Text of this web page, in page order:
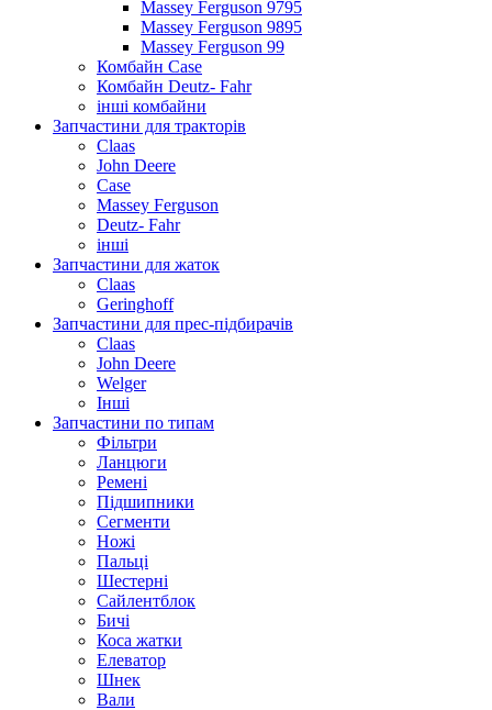
Massey Ferguson 9795
Massey Ferguson 9895
Massey Ferguson 99
Комбайн Case
Комбайн Deutz- Fahr
інші комбайни
Запчастини для тракторів
Claas
John Deere
Case
Massey Ferguson
Deutz- Fahr
інші
Запчастини для жаток
Claas
Geringhoff
Запчастини для прес-підбирачів
Claas
John Deere
Welger
Інші
Запчастини по типам
Фільтри
Ланцюги
Ремені
Підшипники
Сегменти
Ножі
Пальці
Шестерні
Сайлентблок
Бичі
Коса жатки
Елеватор
Шнек
Вали